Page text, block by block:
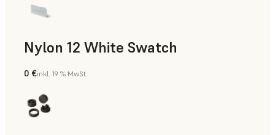
Nylon 12 White Swatch
SLS-Pulver
0 €inkl. 19 % MwSt.